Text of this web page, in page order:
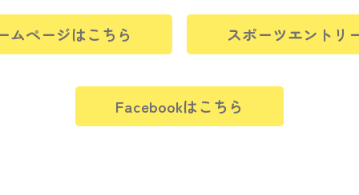
ムページはこちら スポーツエントリ
Facebookはこちら